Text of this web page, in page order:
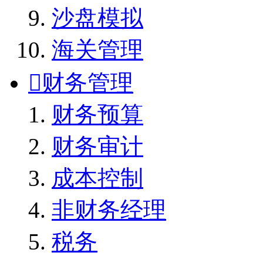
沙盘模拟
海关管理
财务管理
财务预算
财务审计
成本控制
非财务经理
税务